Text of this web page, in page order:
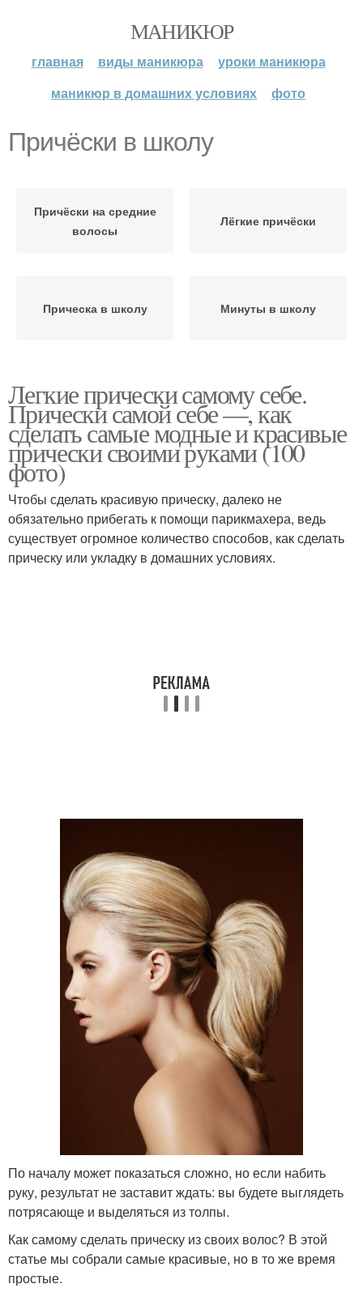
МАНИКЮР
главная виды маникюра
уроки маникюра
маникюр в домашних условиях
фото
Причёски в школу
Причёски на средние
волосы
Лёгкие причёски
Прическа в школу Минуты в школу
Легкие прически самому себе.
Прически самой себе —, как
сделать самые модные и красивые
прически своими руками (100
фото)
Чтобы сделать красивую прическу, далеко не
обязательно прибегать к помощи парикмахера, ведь
существует огромное количество способов, как сделать
прическу или укладку в домашних условиях.
По началу может показаться сложно, но если набить
руку, результат не заставит ждать: вы будете выглядеть
потрясающе и выделяться из толпы.
Как самому сделать прическу из своих волос? В этой
статье мы собрали самые красивые, но в то же время
простые.